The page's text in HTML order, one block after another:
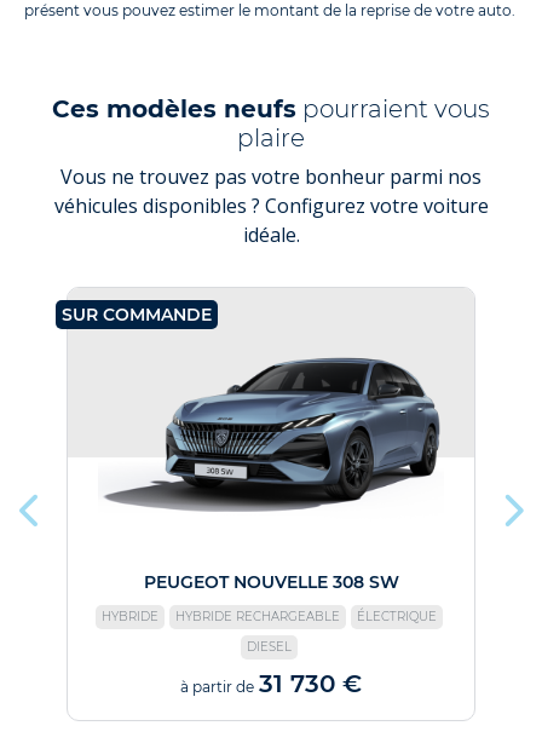
présent vous pouvez estimer le montant de la reprise de votre auto.
Ces modèles neufs pourraient vous
plaire
Vous ne trouvez pas votre bonheur parmi nos
véhicules disponibles ? Configurez votre voiture
idéale.
SUR COMMANDE
PEUGEOT NOUVELLE 308 SW
HYBRIDE HYBRIDE RECHARGEABLE
ÉLECTRIQUE
DIESEL
à partir de 31 730 €